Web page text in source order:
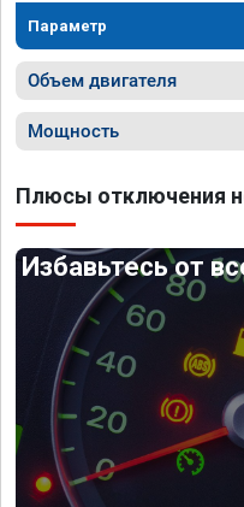
Параметр
Объем двигателя
Мощность
Плюсы отключения
Избавьтесь от